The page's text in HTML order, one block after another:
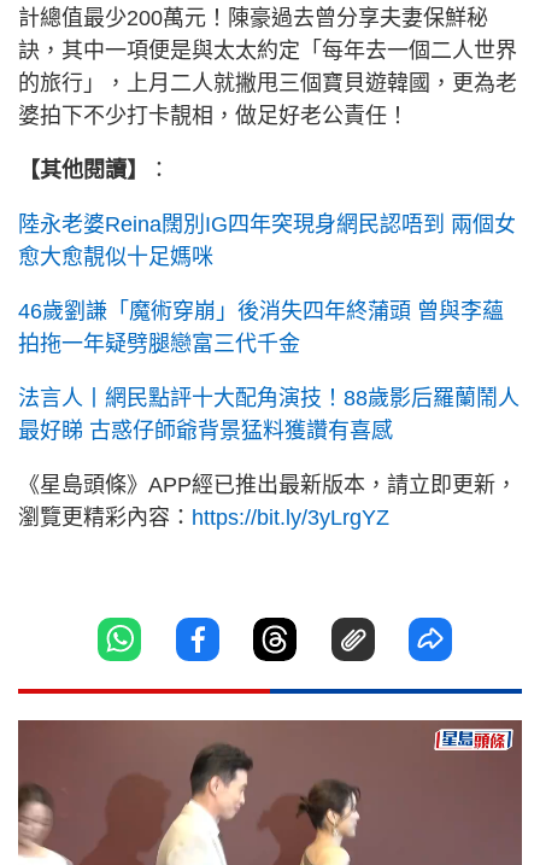
計總值最少200萬元！陳豪過去曾分享夫妻保鮮秘
訣，其中一項便是與太太約定「每年去一個二人世界
的旅行」，上月二人就撇甩三個寶貝遊韓國，更為老
婆拍下不少打卡靚相，做足好老公責任！
【其他閱讀】 ：
陸永老婆Reina闊別IG四年突現身網民認唔到 兩個女
愈大愈靚似十足媽咪
46歲劉謙「魔術穿崩」後消失四年終蒲頭 曾與李蘊
拍拖一年疑劈腿戀富三代千金
法言人丨網民點評十大配角演技！88歲影后羅蘭鬧人
最好睇 古惑仔師爺背景猛料獲讚有喜感
《星島頭條》APP經已推出最新版本，請立即更新，
瀏覽更精彩內容： https://bit.ly/3yLrgYZ